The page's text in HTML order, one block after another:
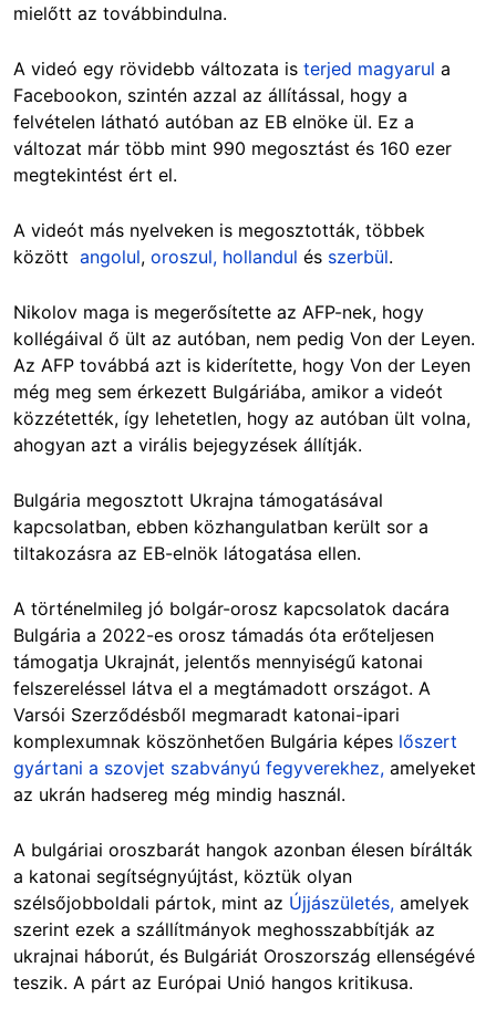
mielőtt az továbbindulna.
A videó egy rövidebb változata is terjed magyarul a
Facebookon, szintén azzal az állítással, hogy a
felvételen látható autóban az EB elnöke ül. Ez a
változat már több mint 990 megosztást és 160 ezer
megtekintést ért el.
A videót más nyelveken is megosztották, többek
között angolul, oroszul, hollandul és szerbül.
Nikolov maga is megerősítette az AFP-nek, hogy
kollégáival ő ült az autóban, nem pedig Von der Leyen.
Az AFP továbbá azt is kiderítette, hogy Von der Leyen
még meg sem érkezett Bulgáriába, amikor a videót
közzétették, így lehetetlen, hogy az autóban ült volna,
ahogyan azt a virális bejegyzések állítják.
Bulgária megosztott Ukrajna támogatásával
kapcsolatban, ebben közhangulatban került sor a
tiltakozásra az EB-elnök látogatása ellen.
A történelmileg jó bolgár-orosz kapcsolatok dacára
Bulgária a 2022-es orosz támadás óta erőteljesen
támogatja Ukrajnát, jelentős mennyiségű katonai
felszereléssel látva el a megtámadott országot. A
Varsói Szerződésből megmaradt katonai-ipari
komplexumnak köszönhetően Bulgária képes lőszert
gyártani a szovjet szabványú fegyverekhez, amelyeket
az ukrán hadsereg még mindig használ.
A bulgáriai oroszbarát hangok azonban élesen bírálták
a katonai segítségnyújtást, köztük olyan
szélsőjobboldali pártok, mint az Újjászületés, amelyek
szerint ezek a szállítmányok meghosszabbítják az
ukrajnai háborút, és Bulgáriát Oroszország ellenségévé
teszik. A párt az Európai Unió hangos kritikusa.